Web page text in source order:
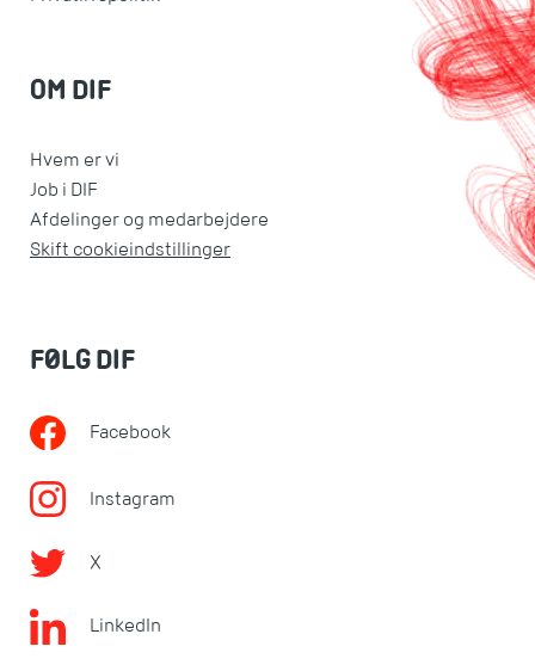
OM DIF
Hvem er vi
Job i DIF
Afdelinger og medarbejdere
Skift cookieindstillinger
FØLG DIF
Facebook
Instagram
X
LinkedIn